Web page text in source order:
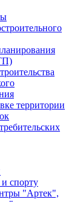
территории
спорту
"Артек",